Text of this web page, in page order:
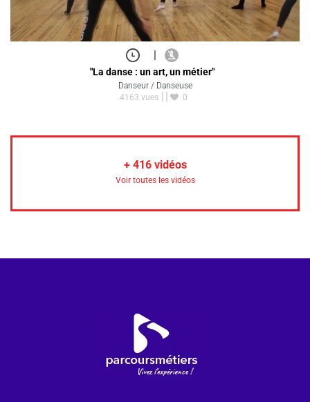
|
"La danse : un art, un métier"
Danseur / Danseuse
4163 vues
0
+ 416vidéos
Voir toutes les vidéos